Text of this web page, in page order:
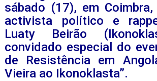
sábado (17), em
activista político e
Luaty Beirão
convidado especial do
de Resistência em
Vieira ao Ikonoklasta”.